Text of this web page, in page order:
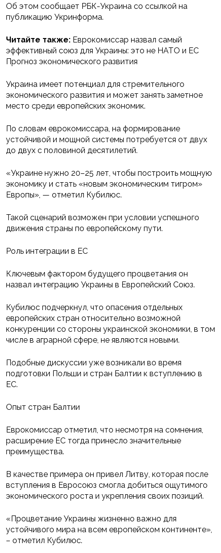
Об этом сообщает РБК-Украина со ссылкой на
публикацию Укринформа.
Читайте также: Еврокомиссар назвал самый
эффективный союз для Украины: это не НАТО и ЕС
Прогноз экономического развития
Украина имеет потенциал для стремительного
экономического развития и может занять заметное
место среди европейских экономик.
По словам еврокомиссара, на формирование
устойчивой и мощной системы потребуется от двух
до двух с половиной десятилетий.
«Украине нужно 20–25 лет, чтобы построить мощную
экономику и стать «новым экономическим тигром»
Европы», — отметил Кубилюс.
Такой сценарий возможен при условии успешного
движения страны по европейскому пути.
Роль интеграции в ЕС
Ключевым фактором будущего процветания он
назвал интеграцию Украины в Европейский Союз.
Кубилюс подчеркнул, что опасения отдельных
европейских стран относительно возможной
конкуренции со стороны украинской экономики, в том
числе в аграрной сфере, не являются новыми.
Подобные дискуссии уже возникали во время
подготовки Польши и стран Балтии к вступлению в
ЕС.
Опыт стран Балтии
Еврокомиссар отметил, что несмотря на сомнения,
расширение ЕС тогда принесло значительные
преимущества.
В качестве примера он привел Литву, которая после
вступления в Евросоюз смогла добиться ощутимого
экономического роста и укрепления своих позиций.
«Процветание Украины жизненно важно для
устойчивого мира на всем европейском континенте»,
– отметил Кубилюс.